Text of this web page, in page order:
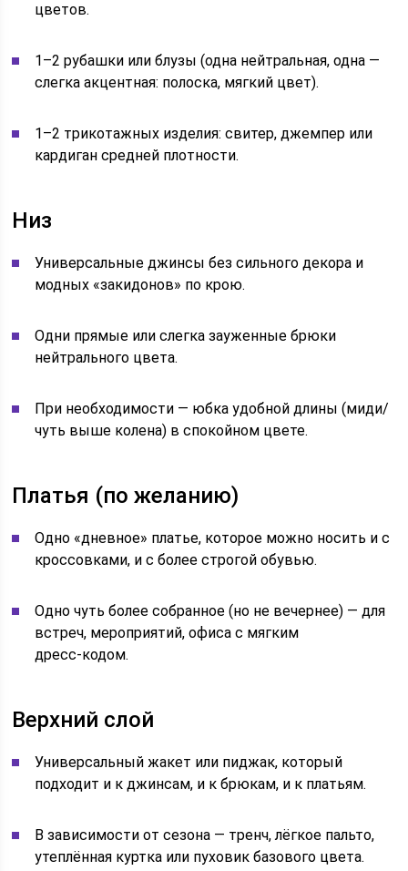
цветов.
1–2 рубашки или блузы (одна нейтральная, одна —
слегка акцентная: полоска, мягкий цвет).
1–2 трикотажных изделия: свитер, джемпер или
кардиган средней плотности.
Низ
Универсальные джинсы без сильного декора и
модных «закидонов» по крою.
Одни прямые или слегка зауженные брюки
нейтрального цвета.
При необходимости — юбка удобной длины (миди/
чуть выше колена) в спокойном цвете.
Платья (по желанию)
Одно «дневное» платье, которое можно носить и с
кроссовками, и с более строгой обувью.
Одно чуть более собранное (но не вечернее) — для
встреч, мероприятий, офиса с мягким
дресс‑кодом.
Верхний слой
Универсальный жакет или пиджак, который
подходит и к джинсам, и к брюкам, и к платьям.
В зависимости от сезона — тренч, лёгкое пальто,
утеплённая куртка или пуховик базового цвета.